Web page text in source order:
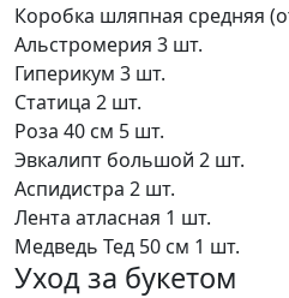
Коробка шляпная средняя
Альстромерия 3 шт.
Гиперикум 3 шт.
Статица 2 шт.
Роза 40 см 5 шт.
Эвкалипт большой 2 шт.
Аспидистра 2 шт.
Лента атласная 1 шт.
Медведь Тед 50 см 1 шт.
Уход за букетом